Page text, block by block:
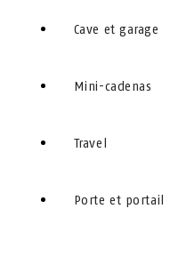
Cave et garage
Mini-cadenas
Travel
Porte et portail